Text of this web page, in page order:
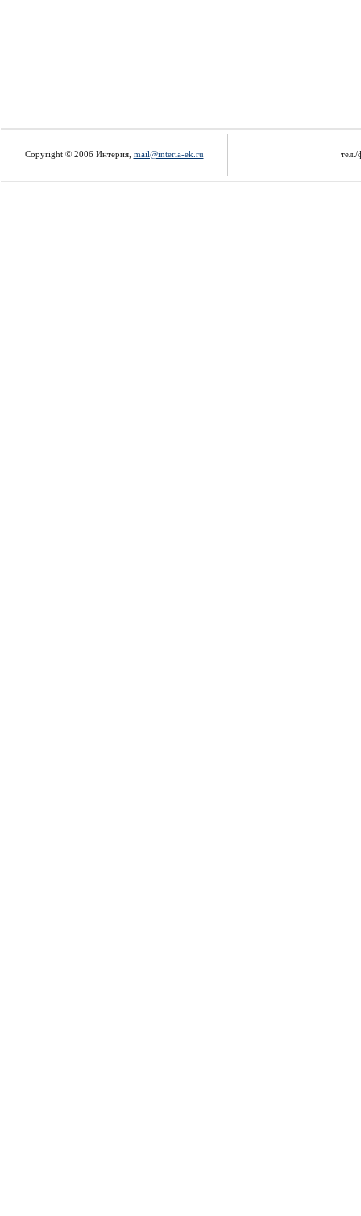
Copyright © 2006 Интерия, mail@interia-ek.ru